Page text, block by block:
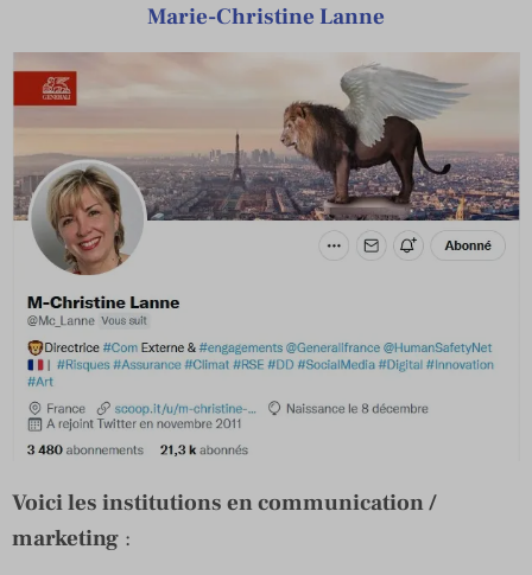
Marie-Christine Lanne
Voici les institutions en communication /
marketing :